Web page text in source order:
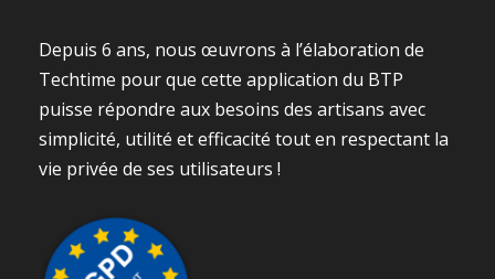
Depuis 6 ans, nous œuvrons à l’élaboration de
Techtime pour que cette application du BTP
puisse répondre aux besoins des artisans avec
simplicité, utilité et efficacité tout en respectant la
vie privée de ses utilisateurs !